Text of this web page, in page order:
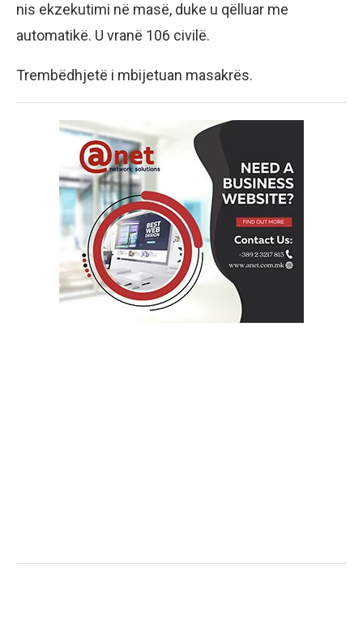
nis ekzekutimi në masë, duke u qëlluar me
automatikë. U vranë 106 civilë.
Trembëdhjetë i mbijetuan masakrës.